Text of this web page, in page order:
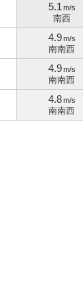
5.1 m/s
南西
4.9m/s
南南西
4.9m/s
南南西
4.8m/s
南南西